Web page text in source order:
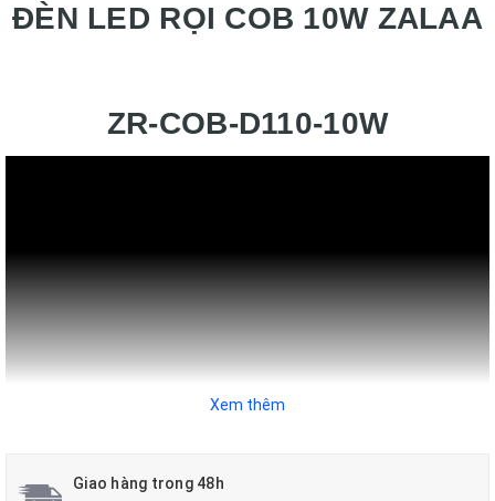
ĐÈN LED RỌI COB 10W ZALAA
ZR-COB-D110-10W
Xem thêm
Giao hàng trong 48h